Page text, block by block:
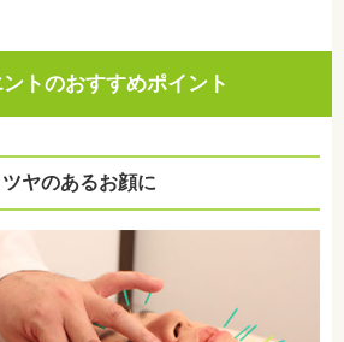
トのおすすめポイント
ヤのあるお顔に